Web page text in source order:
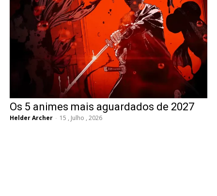
Os 5 animes mais aguardados de 2027
Helder Archer - 15 , Julho , 2026